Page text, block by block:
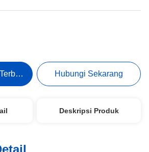
Hubungi Sekarang
Deskripsi Produk